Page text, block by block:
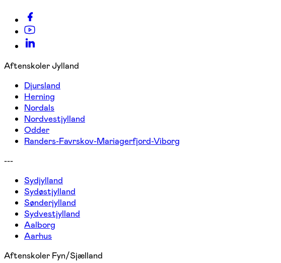
Aftenskoler Jylland
Djursland
Herning
Nordals
Nordvestjylland
Odder
Randers-Favrskov-Mariagerfjord-Viborg
---
Sydjylland
Sydøstjylland
Sønderjylland
Sydvestjylland
Aalborg
Aarhus
Aftenskoler Fyn/Sjælland